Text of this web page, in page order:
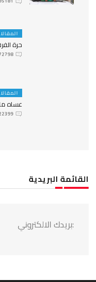
حرة
عساه
القائمة البريدية
:بريدك الالكتروني